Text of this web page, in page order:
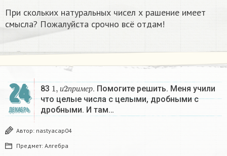
При скольких натуральных чисел х рашение имеет
смысла? Пожалуйста срочно всё отдам!
24
ДЕКАБРЬ
83 и пр име р
1,и 2пример
. Помогите решить. Меня учили
что целые числа с целыми, дробными с
дробными. И там…
Автор: nastyacap04
Предмет: Алгебра